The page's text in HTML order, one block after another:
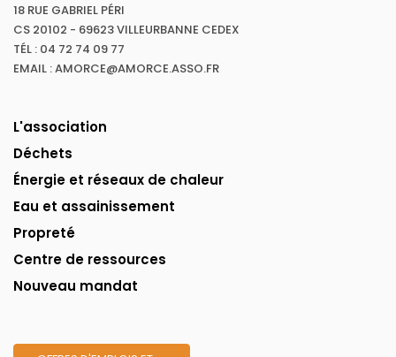
18 RUE GABRIEL PÉRI
CS 20102 - 69623 VILLEURBANNE CEDEX
TÉL : 04 72 74 09 77
EMAIL : AMORCE@AMORCE.ASSO.FR
L'association
Déchets
Énergie et réseaux de chaleur
Eau et assainissement
Propreté
Centre de ressources
Nouveau mandat